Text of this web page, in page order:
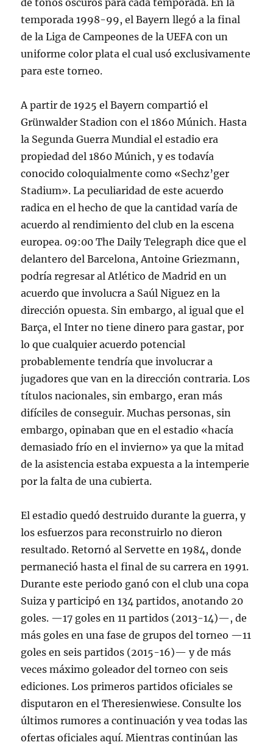
de tonos oscuros para cada temporada. En la
temporada 1998-99, el Bayern llegó a la final
de la Liga de Campeones de la UEFA con un
uniforme color plata el cual usó exclusivamente
para este torneo.
A partir de 1925 el Bayern compartió el
Grünwalder Stadion con el 1860 Múnich. Hasta
la Segunda Guerra Mundial el estadio era
propiedad del 1860 Múnich, y es todavía
conocido coloquialmente como «Sechz’ger
Stadium». La peculiaridad de este acuerdo
radica en el hecho de que la cantidad varía de
acuerdo al rendimiento del club en la escena
europea. 09:00 The Daily Telegraph dice que el
delantero del Barcelona, Antoine Griezmann,
podría regresar al Atlético de Madrid en un
acuerdo que involucra a Saúl Niguez en la
dirección opuesta. Sin embargo, al igual que el
Barça, el Inter no tiene dinero para gastar, por
lo que cualquier acuerdo potencial
probablemente tendría que involucrar a
jugadores que van en la dirección contraria. Los
títulos nacionales, sin embargo, eran más
difíciles de conseguir. Muchas personas, sin
embargo, opinaban que en el estadio «hacía
demasiado frío en el invierno» ya que la mitad
de la asistencia estaba expuesta a la intemperie
por la falta de una cubierta.
El estadio quedó destruido durante la guerra, y
los esfuerzos para reconstruirlo no dieron
resultado. Retornó al Servette en 1984, donde
permaneció hasta el final de su carrera en 1991.
Durante este periodo ganó con el club una copa
Suiza y participó en 134 partidos, anotando 20
goles. —17 goles en 11 partidos (2013-14)—, de
más goles en una fase de grupos del torneo —11
goles en seis partidos (2015-16)— y de más
veces máximo goleador del torneo con seis
ediciones. Los primeros partidos oficiales se
disputaron en el Theresienwiese. Consulte los
últimos rumores a continuación y vea todas las
ofertas oficiales aquí. Mientras continúan las